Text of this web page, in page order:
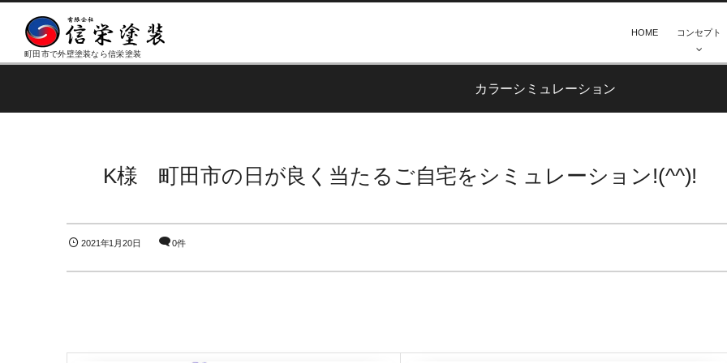
町田市で外壁塗装なら信栄塗装
HOME コンセプト
カラーシミュレーション
K様 町田市の日が良く当たるご自宅をシミュレーション!(^^)!
2021年1月20日 0件